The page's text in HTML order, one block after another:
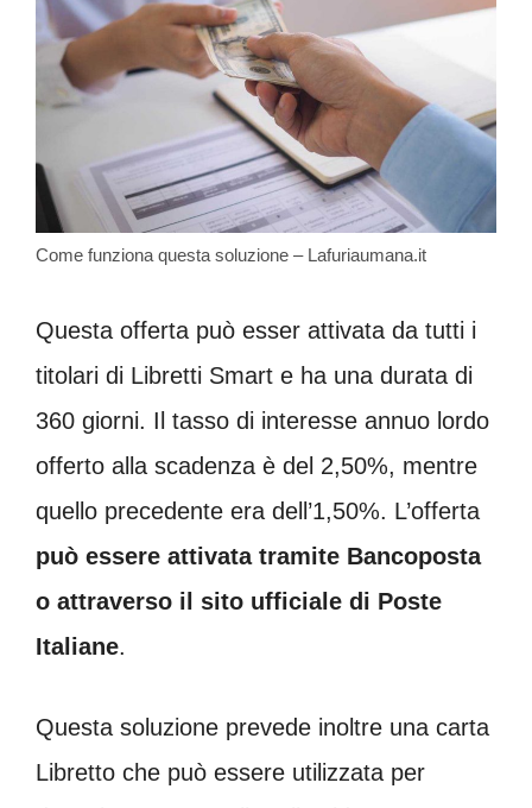
Come funziona questa soluzione – Lafuriaumana.it
Questa offerta può esser attivata da tutti i
titolari di Libretti Smart e ha una durata di
360 giorni. Il tasso di interesse annuo lordo
offerto alla scadenza è del 2,50%, mentre
quello precedente era dell’1,50%. L’offerta
può essere attivata tramite Bancoposta
o attraverso il sito ufficiale di Poste
Italiane.
Questa soluzione prevede inoltre una carta
Libretto che può essere utilizzata per